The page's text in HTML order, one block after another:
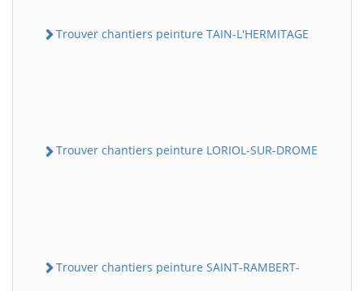
Trouver chantiers peinture TAIN-L'HERMITAGE
Trouver chantiers peinture LORIOL-SUR-DROME
Trouver chantiers peinture SAINT-RAMBERT-